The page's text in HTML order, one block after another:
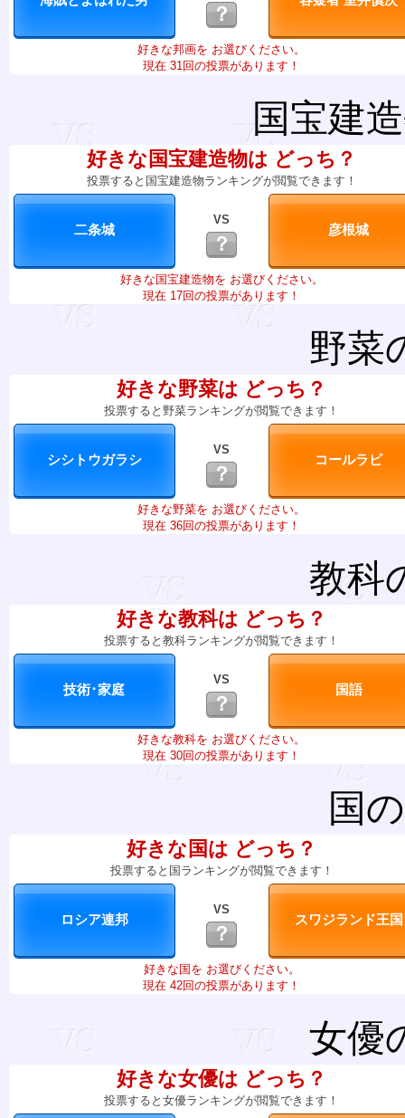
？
好きな邦画を お選びください。
現在 31回の投票があります！
国宝建
好きな国宝建造物は どっち？
投票すると国宝建造物ランキングが閲覧できます！
VS
？
好きな国宝建造物を お選びください。
現在 17回の投票があります！
野菜
好きな野菜は どっち？
投票すると野菜ランキングが閲覧できます！
VS
？
好きな野菜を お選びください。
現在 36回の投票があります！
教科
好きな教科は どっち？
投票すると教科ランキングが閲覧できます！
VS
？
好きな教科を お選びください。
現在 30回の投票があります！
国
好きな国は どっち？
投票すると国ランキングが閲覧できます！
VS
？
好きな国を お選びください。
現在 42回の投票があります！
女優
好きな女優は どっち？
投票すると女優ランキングが閲覧できます！